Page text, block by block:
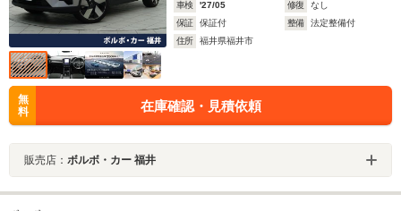
車検
'27/05 修復
なし
保証
保証付 整備
法定整備付
住所
福井県福井市
無
料
在庫確認・見積依頼
販売店： ボルボ・カー 福井